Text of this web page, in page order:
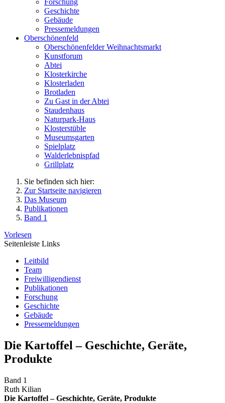
Forschung
Geschichte
Gebäude
Pressemeldungen
Oberschönenfeld
Oberschönenfelder Weihnachtsmarkt
Kunstforum
Abtei
Klosterkirche
Klosterladen
Brotladen
Zu Gast in der Abtei
Staudenhaus
Naturpark-Haus
Klosterstüble
Museumsgarten
Spielplatz
Walderlebnispfad
Grillplatz
Sie befinden sich hier:
Zur Startseite navigieren
Das Museum
Publikationen
Band 1
Vorlesen
Seitenleiste Links
Leitbild
Team
Freiwilligendienst
Publikationen
Forschung
Geschichte
Gebäude
Pressemeldungen
Die Kartoffel – Geschichte, Geräte,
Produkte
Band 1
Ruth Kilian
Die Kartoffel – Geschichte, Geräte, Produkte